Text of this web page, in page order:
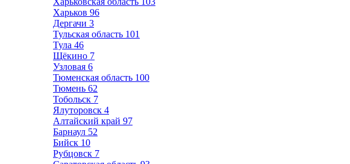
Харьков 96
Дергачи 3
Тульская область 101
Тула 46
Щёкино 7
Узловая 6
Тюменская область 100
Тюмень 62
Тобольск 7
Ялуторовск 4
Алтайский край 97
Барнаул 52
Бийск 10
Рубцовск 7